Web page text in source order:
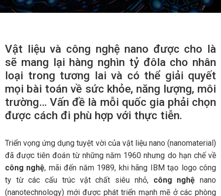
Vật liệu và công nghệ nano được cho là
sẽ mang lại hàng nghìn tỷ đôla cho nhân
loại trong tương lai và có thể giải quyết
mọi bài toán về sức khỏe, năng lượng, môi
trường… Vấn đề là mỗi quốc gia phải chọn
được cách đi phù hợp với thực tiễn.
Triển vọng ứng dụng tuyệt vời của vật liệu nano (nanomaterial)
đã được tiên đoán từ những năm 1960 nhưng do hạn chế về
công nghệ, mãi đến năm 1989, khi hãng IBM tạo logo công
ty từ các cấu trúc vật chất siêu nhỏ, công nghệ nano
(nanotechnology) mới được phát triển mạnh mẽ ở các phòng